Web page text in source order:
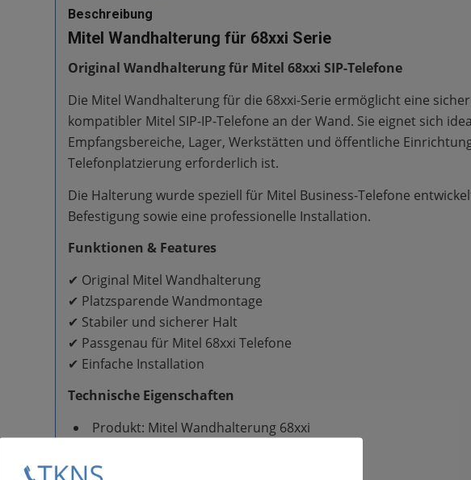
Beschreibung
Mitel Wandhalterung für 68xxi Serie
Original Wandhalterung für Mitel 68xxi SIP-Telefone
Die Mitel Wandhalterung für die 68xxi-Serie ermöglicht eine
kompatibler Mitel SIP-IP-Telefone an der Wand. Sie eignet sich
Empfangsbereiche, Lager, Werkstätten und öffentliche
Telefonplatzierung erforderlich ist.
Die Halterung wurde speziell für Mitel Business-Telefone
Befestigung sowie eine professionelle Installation.
Funktionen & Features
✔ Original Mitel Wandhalterung
✔ Platzsparende Wandmontage
✔ Stabiler und sicherer Halt
✔ Passgenau für Mitel 68xxi Telefone
✔ Einfache Installation
Technische Eigenschaften
Produkt: Mitel Wandhalterung 68xxi
Farbe: Schwarz